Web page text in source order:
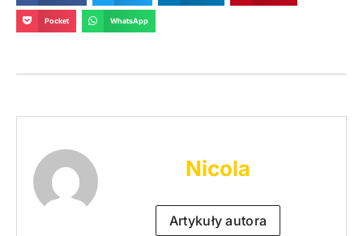
Pocket WhatsApp
Nicola
Artykuły autora